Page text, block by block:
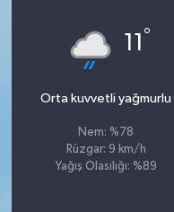
11 °
Orta kuvvetli yağmurlu
Nem: %78
Rüzgar: 9 km/h
Yağış Olasılığı: %89